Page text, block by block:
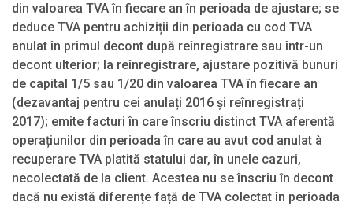
din valoarea TVA în fiecare an în perioada de ajustare; se
deduce TVA pentru achiziții din perioada cu cod TVA
anulat în primul decont după reînregistrare sau într-un
decont ulterior; la reînregistrare, ajustare pozitivă bunuri
de capital 1/5 sau 1/20 din valoarea TVA în fiecare an
(dezavantaj pentru cei anulați 2016 și reînregistrați
2017); emite facturi în care înscriu distinct TVA aferentă
operațiunilor din perioada în care au avut cod anulat à
recuperare TVA platită statului dar, în unele cazuri,
necolectată de la client. Acestea nu se înscriu în decont
dacă nu există diferențe față de TVA colectat în perioada